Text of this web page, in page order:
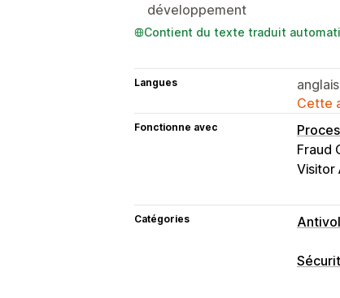
développement
Contient du texte traduit
Langues
anglais
Cette
Fonctionne avec
Fraud
Visitor
Catégories Antivol